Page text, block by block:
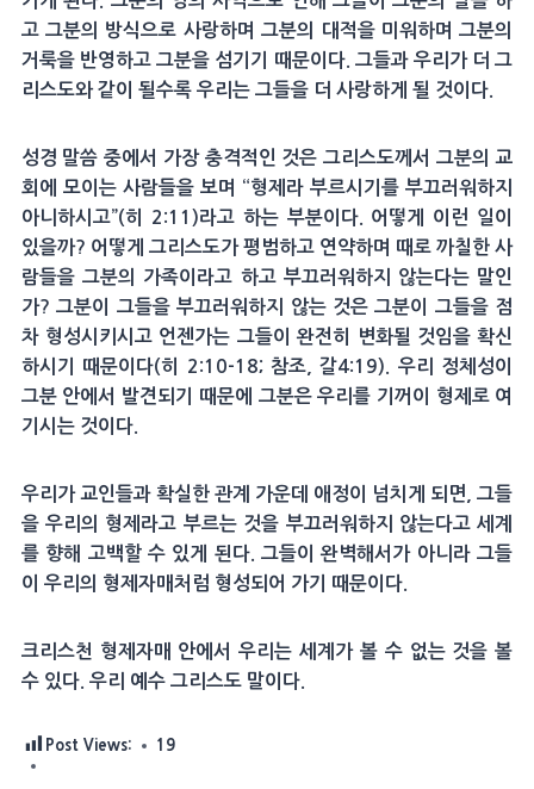
고 그분의 방식으로 사랑하며 그분의 대적을 미워하며 그분의
거룩을 반영하고 그분을 섬기기 때문이다. 그들과 우리가 더 그
리스도와 같이 될수록 우리는 그들을 더 사랑하게 될 것이다.
성경 말씀 중에서 가장 충격적인 것은 그리스도께서 그분의 교
회에 모이는 사람들을 보며 “형제라 부르시기를 부끄러워하지
아니하시고”(히 2:11)라고 하는 부분이다. 어떻게 이런 일이
있을까? 어떻게 그리스도가 평범하고 연약하며 때로 까칠한 사
람들을 그분의 가족이라고 하고 부끄러워하지 않는다는 말인
가? 그분이 그들을 부끄러워하지 않는 것은 그분이 그들을 점
차 형성시키시고 언젠가는 그들이 완전히 변화될 것임을 확신
하시기 때문이다(히 2:10-18; 참조, 갈4:19). 우리 정체성이
그분 안에서 발견되기 때문에 그분은 우리를 기꺼이 형제로 여
기시는 것이다.
우리가 교인들과 확실한 관계 가운데 애정이 넘치게 되면, 그들
을 우리의 형제라고 부르는 것을 부끄러워하지 않는다고 세계
를 향해 고백할 수 있게 된다. 그들이 완벽해서가 아니라 그들
이 우리의 형제자매처럼 형성되어 가기 때문이다.
크리스천 형제자매 안에서 우리는 세계가 볼 수 없는 것을 볼
수 있다. 우리 예수 그리스도 말이다.
Post Views: 19